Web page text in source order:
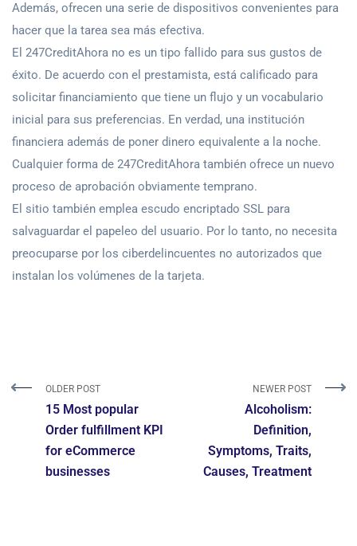
Además, ofrecen una serie de dispositivos convenientes para
hacer que la tarea sea más efectiva.
El 247CreditAhora no es un tipo fallido para sus gustos de
éxito. De acuerdo con el prestamista, está calificado para
solicitar financiamiento que tiene un flujo y un vocabulario
inicial para sus preferencias. En verdad, una institución
financiera además de poner dinero equivalente a la noche.
Cualquier forma de 247CreditAhora también ofrece un nuevo
proceso de aprobación obviamente temprano.
El sitio también emplea escudo encriptado SSL para
salvaguardar el papeleo del usuario. Por lo tanto, no necesita
preocuparse por los ciberdelincuentes no autorizados que
instalan los volúmenes de la tarjeta.
OLDER POST
15 Most popular
Order fulfillment KPI
for eCommerce
businesses
NEWER POST
Alcoholism:
Definition,
Symptoms, Traits,
Causes, Treatment